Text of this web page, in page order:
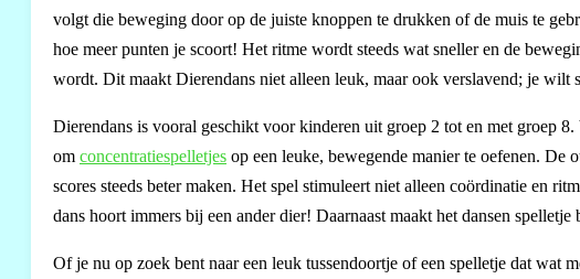
volgt die beweging door op de juiste knoppen te drukken of de muis te
hoe meer punten je scoort! Het ritme wordt steeds wat sneller en de
wordt. Dit maakt Dierendans niet alleen leuk, maar ook verslavend; je wilt
Dierendans is vooral geschikt voor kinderen uit groep 2 tot en met groep
om concentratiespelletjes op een leuke, bewegende manier te oefenen.
scores steeds beter maken. Het spel stimuleert niet alleen coördinatie en
dans hoort immers bij een ander dier! Daarnaast maakt het dansen
Of je nu op zoek bent naar een leuk tussendoortje of een spelletje dat wat